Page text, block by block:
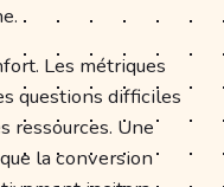
Les métriques
questions difficiles
ressources. Une
la conversion